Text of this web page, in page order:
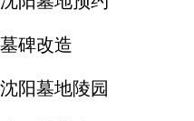
墓碑改造
沈阳墓地陵园